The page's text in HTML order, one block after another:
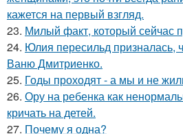
кажется на первый взгляд.
23. Милый факт, который сейчас
24. Юлия пересильд призналась,
Ваню Дмитриенко.
25. Годы проходят - а мы и не
26. Ору на ребенка как
кричать на детей.
27. Почему я одна?